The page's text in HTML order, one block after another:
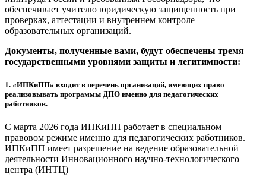
обеспечивает учителю юридическую защищенность при
проверках, аттестации и внутреннем контроле
образовательных организаций.
Документы, полученные вами, будут обеспечены тремя
государственными уровнями защиты и легитимности:
1. «ИПКиПП» входит в перечень организаций, имеющих право
реализовывать программы ДПО именно для педагогических
работников.
С марта 2026 года ИПКиПП работает в специальном
правовом режиме именно для педагогических работников.
ИПКиПП имеет разрешение на ведение образовательной
деятельности Инновационного научно-технологического
центра (ИНТЦ)